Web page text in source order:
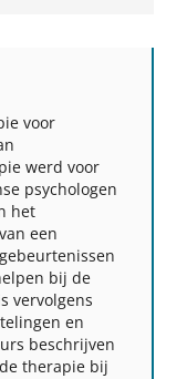
voor
werd voor
psychologen
het
een
bij de
vervolgens
en
beschrijven
therapie bij